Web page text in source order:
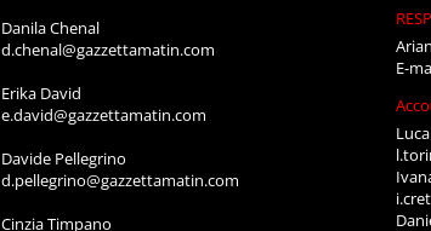
Danila Chenal
d.chenal@gazzettamatin.com
Erika David
e.david@gazzettamatin.com
Davide Pellegrino
d.pellegrino@gazzettamatin.com
Cinzia Timpano
E-